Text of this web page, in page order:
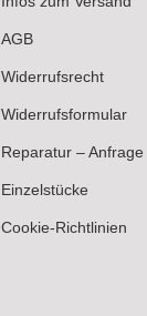
AGB
Widerrufsrecht
Widerrufsformular
Reparatur – Anfrage
Einzelstücke
Cookie-Richtlinien